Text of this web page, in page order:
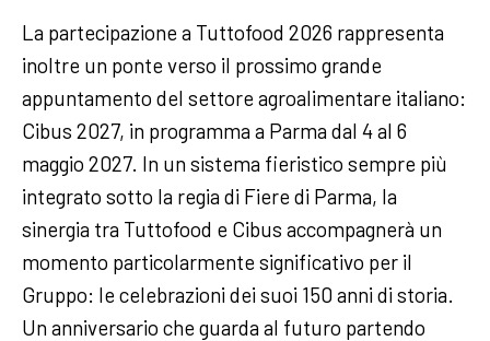
La partecipazione a Tuttofood 2026 rappresenta
inoltre un ponte verso il prossimo grande
appuntamento del settore agroalimentare italiano:
Cibus 2027, in programma a Parma dal 4 al 6
maggio 2027. In un sistema fieristico sempre più
integrato sotto la regia di Fiere di Parma, la
sinergia tra Tuttofood e Cibus accompagnerà un
momento particolarmente significativo per il
Gruppo: le celebrazioni dei suoi 150 anni di storia.
Un anniversario che guarda al futuro partendo